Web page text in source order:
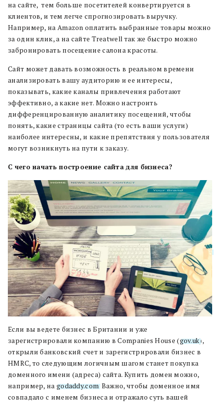
на сайте, тем больше посетителей конвертируется в
клиентов, и тем легче спрогнозировать выручку.
Например, на Amazon оплатить выбранные товары можно
за один клик, а на сайте Treatwell так же быстро можно
забронировать посещение салона красоты.
Сайт может давать возможность в реальном времени
анализировать вашу аудиторию и ее интересы,
показывать, какие каналы привлечения работают
эффективно, а какие нет. Можно настроить
дифференцированную аналитику посещений, чтобы
понять, какие страницы сайта (то есть ваши услуги)
наиболее интересны, и какие препятствия у пользователя
могут возникнуть на пути к заказу.
С чего начать построение сайта для бизнеса?
Если вы ведете бизнес в Британии и уже
зарегистрировали компанию в Companies House (gov.uk),
открыли банковский счет и зарегистрировали бизнес в
HMRC, то следующим логичным шагом станет покупка
доменного имени (адреса) сайта. Купить домен можно,
например, на godaddy.com. Важно, чтобы доменное имя
совпадало с именем бизнеса и отражало суть вашей